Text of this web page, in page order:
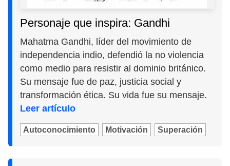
Personaje que inspira: Gandhi
Mahatma Gandhi, líder del movimiento de
independencia indio, defendió la no violencia
como medio para resistir al dominio británico.
Su mensaje fue de paz, justicia social y
transformación ética. Su vida fue su mensaje.
Leer artículo
Autoconocimiento Motivación Superación